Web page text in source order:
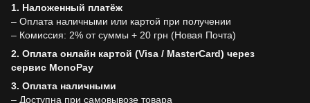
1. Наложенный платёж
– Оплата наличными или картой при получении
– Комиссия: 2% от суммы + 20 грн (Новая Почта)
2. Оплата онлайн картой (Visa / MasterCard) через
сервис MonoPay
3. Оплата наличными
– Доступна при самовывозе товара